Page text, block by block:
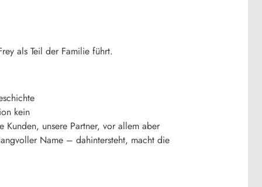
als Teil der Familie führt.
kein
unsere Partner, vor allem aber
Name – dahintersteht, macht die